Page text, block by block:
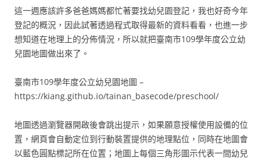
這一週應該許多爸爸媽媽都忙著要找幼兒園登記，我也好奇今年
登記的概況，因此試著透過程式取得最新的資料看看，也進一步
想知道在地理上的分佈情況，所以就把臺南市109學年度公立幼
兒園地圖做出來了。
臺南市109學年度公立幼兒園地圖 –
https://kiang.github.io/tainan_basecode/preschool/
地圖透過瀏覽器開啟後會跳出提示，如果願意授權使用設備的位
置，網頁會自動定位到行動裝置提供的地理點位，同時在地圖會
以藍色圓點標記所在位置；地圖上每個三角形圖示代表一間幼兒